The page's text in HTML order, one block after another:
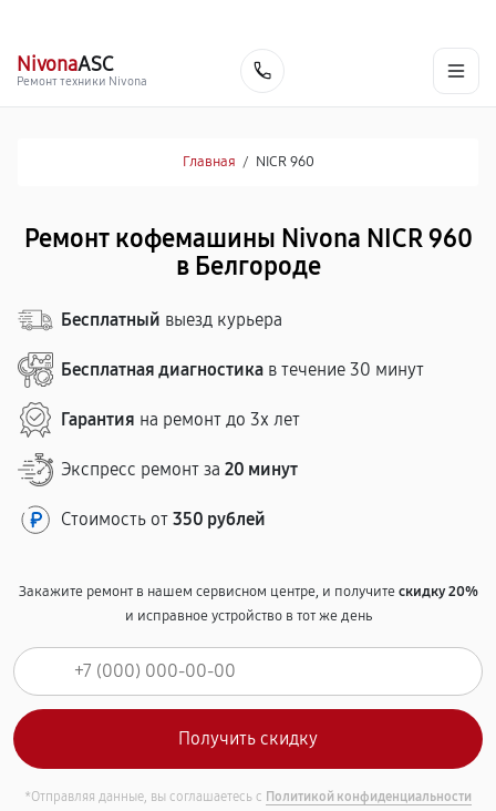
NivonaASC
Ремонт техники Nivona
Главная / NICR 960
Ремонт кофемашины Nivona NICR 960
в Белгороде
Бесплатный выезд курьера
Бесплатная диагностика в течение 30 минут
Гарантия на ремонт до 3х лет
Экспресс ремонт за 20 минут
Стоимость от 350 рублей
Закажите ремонт в нашем сервисном центре, и получитескидку 20%
и исправное устройство в тот же день
*Отправляя данные, вы соглашаетесь с Политикой конфиденциальности